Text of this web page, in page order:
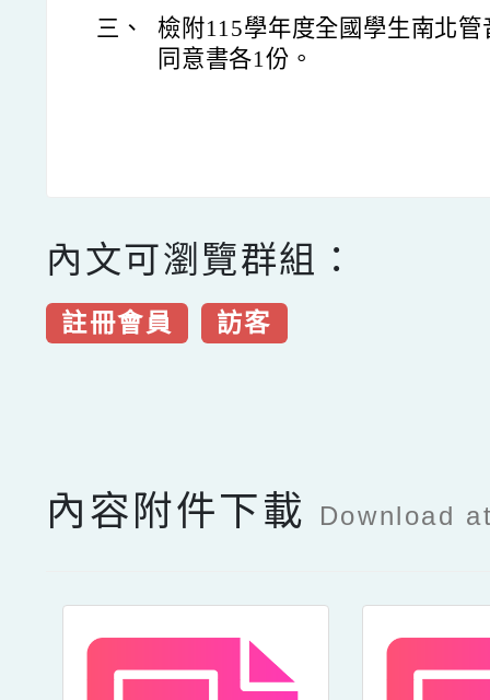
三、
檢附115學年度全國學生南北
同意書各1份。
內文可瀏覽群組：
註冊會員 訪客
內容附件下載 Download